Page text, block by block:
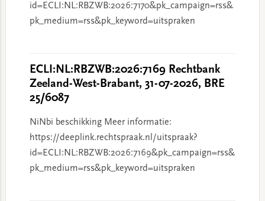
id=ECLI:NL:RBZWB:2026:7170&pk_campaign=rss&
pk_medium=rss&pk_keyword=uitspraken
ECLI:NL:RBZWB:2026:7169 Rechtbank
Zeeland-West-Brabant, 31-07-2026, BRE
25/6087
NiNbi beschikking Meer informatie:
https://deeplink.rechtspraak.nl/uitspraak?
id=ECLI:NL:RBZWB:2026:7169&pk_campaign=rss&
pk_medium=rss&pk_keyword=uitspraken